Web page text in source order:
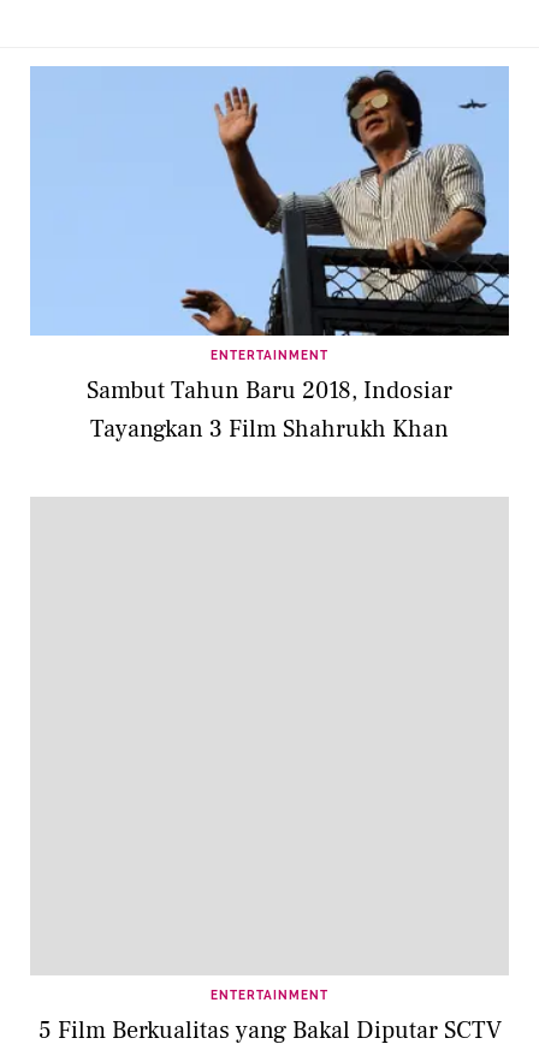
ENTERTAINMENT
Sambut Tahun Baru 2018, Indosiar
Tayangkan 3 Film Shahrukh Khan
ENTERTAINMENT
5 Film Berkualitas yang Bakal Diputar SCTV